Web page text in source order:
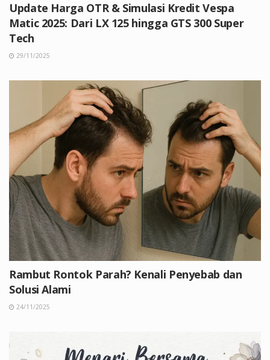
Update Harga OTR & Simulasi Kredit Vespa
Matic 2025: Dari LX 125 hingga GTS 300 Super
Tech
29/11/2025
Rambut Rontok Parah? Kenali Penyebab dan
Solusi Alami
24/11/2025